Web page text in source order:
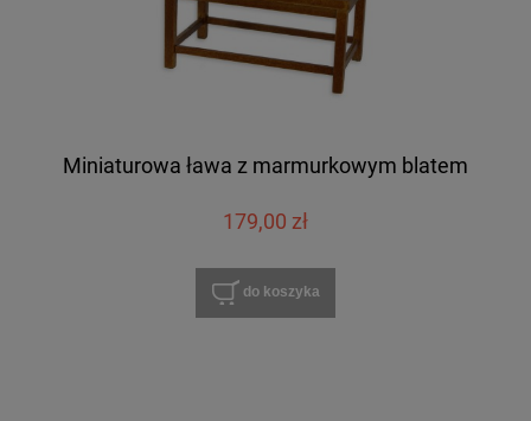
Miniaturowa ława z marmurkowym blatem
179,00 zł
do koszyka